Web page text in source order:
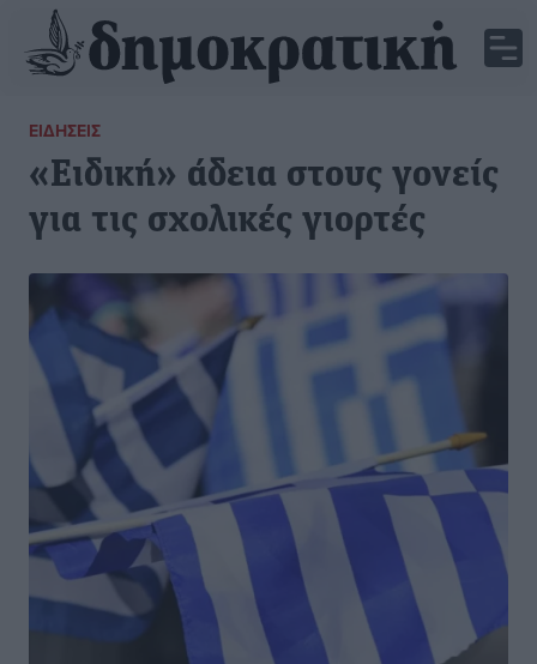
ΕΙΔΉΣΕΙΣ
«Ειδική» άδεια στους γονείς
για τις σχολικές γιορτές